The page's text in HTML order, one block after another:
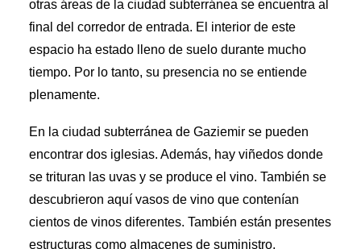
otras áreas de la ciudad subterránea se encuentra al
final del corredor de entrada. El interior de este
espacio ha estado lleno de suelo durante mucho
tiempo. Por lo tanto, su presencia no se entiende
plenamente.
En la ciudad subterránea de Gaziemir se pueden
encontrar dos iglesias. Además, hay viñedos donde
se trituran las uvas y se produce el vino. También se
descubrieron aquí vasos de vino que contenían
cientos de vinos diferentes. También están presentes
estructuras como almacenes de suministro,